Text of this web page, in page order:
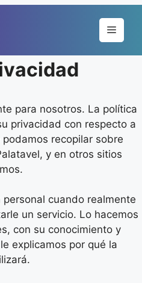
Menu
para nosotros. La política
privacidad con respecto a
recopilar sobre
y en otros sitios
cuando realmente
un servicio. Lo hacemos
con su conocimiento y
explicamos por qué la